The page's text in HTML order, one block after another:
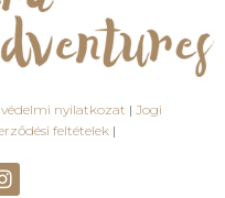
nyilatkozat | Jogi
feltételek |